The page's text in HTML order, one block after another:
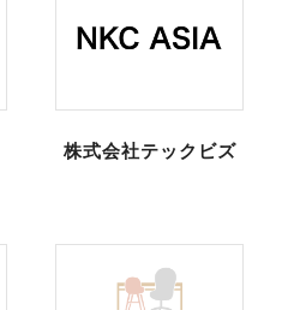
株式会社テックビズ